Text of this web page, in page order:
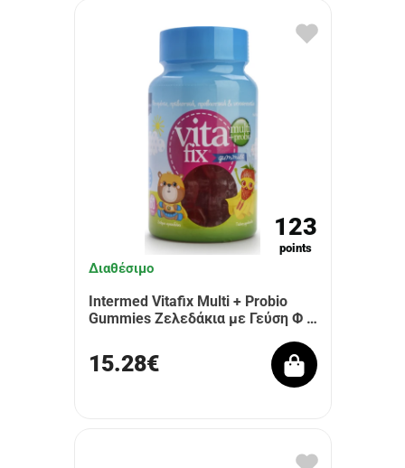
123
points
Διαθέσιμο
Intermed Vitafix Multi + Probio
Gummies Ζελεδάκια με Γεύση Φ …
15.28€